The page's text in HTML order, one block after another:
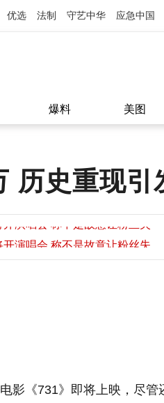
优选 法制 守艺中华 应急中国
爆料 美图
历史重现引
开演唱会 称不是故意让粉丝失
演唱会 称不是故意让粉丝失
影《731》即将上映，尽管